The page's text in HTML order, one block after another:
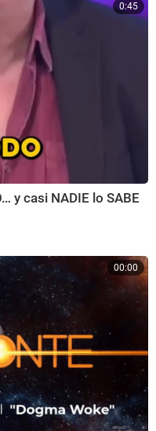
0:45
y casi NADIE lo SABE
00:00